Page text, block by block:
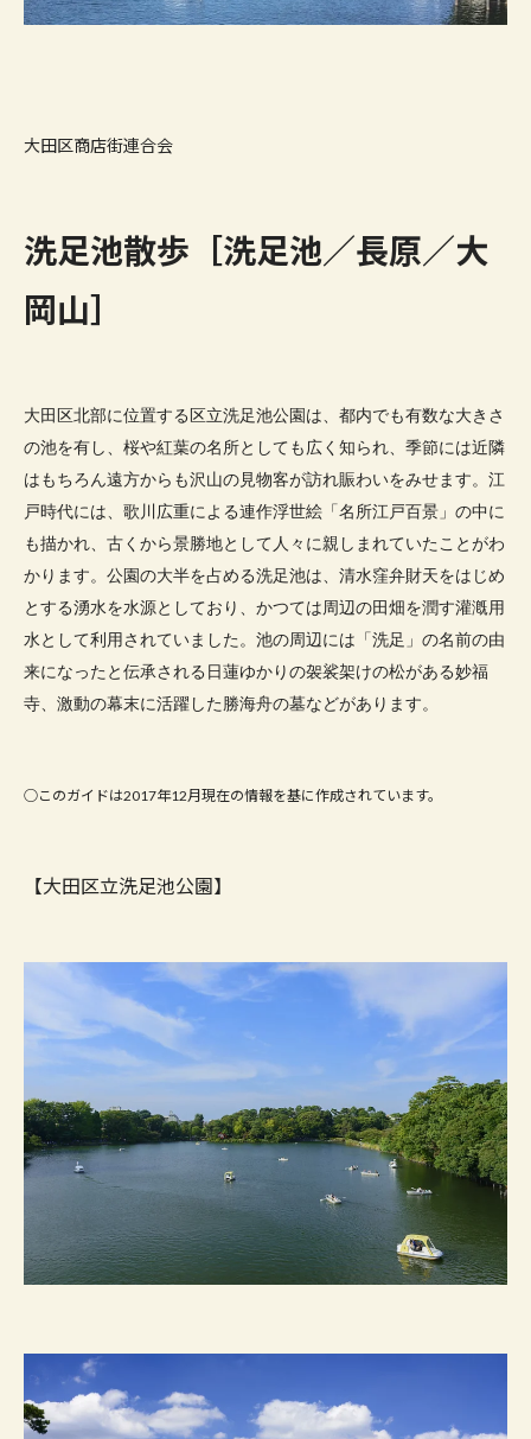
大田区商店街連合会
洗足池散歩［洗足池／長原／大
岡山］
大田区北部に位置する区立洗足池公園は、都内でも有数な大きさ
の池を有し、桜や紅葉の名所としても広く知られ、季節には近隣
はもちろん遠方からも沢山の見物客が訪れ賑わいをみせます。江
戸時代には、歌川広重による連作浮世絵「名所江戸百景」の中に
も描かれ、古くから景勝地として人々に親しまれていたことがわ
かります。公園の大半を占める洗足池は、清水窪弁財天をはじめ
とする湧水を水源としており、かつては周辺の田畑を潤す灌漑用
水として利用されていました。池の周辺には「洗足」の名前の由
来になったと伝承される日蓮ゆかりの袈裟架けの松がある妙福
寺、激動の幕末に活躍した勝海舟の墓などがあります。
○このガイドは2017年12月現在の情報を基に作成されています。
【大田区立洗足池公園】